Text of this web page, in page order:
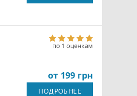
по 1 оценкам
от 199 грн
ПОДРОБНЕЕ